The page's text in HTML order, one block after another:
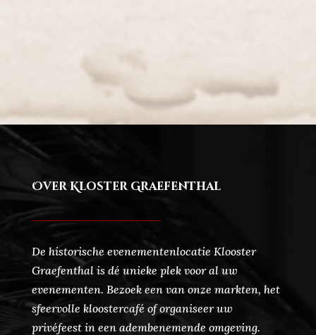
Over Kloster Graefenthal
De historische evenementenlocatie Klooster
Graefenthal is dé unieke plek voor al uw
evenementen. Bezoek een van onze markten, het
sfeervolle kloostercafé of organiseer uw
privéfeest in een adembenemende omgeving.